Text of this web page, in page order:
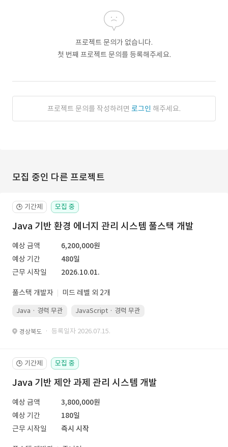
프로젝트 문의가 없습니다.
첫 번째 프로젝트 문의를 등록해주세요.
프로젝트 문의를 작성하려면 로그인 해주세요.
모집 중인 다른 프로젝트
🕒 기간제 모집 중
Java 기반 환경 에너지 관리 시스템 풀스택 개발
예상 금액
6,200,000원
예상 기간
480일
근무 시작일
2026.10.01.
풀스택 개발자 미드 레벨 외 2개
Java · 경력 무관 JavaScript · 경력 무관
경상북도 · 등록일자 2026.07.15.
🕒 기간제 모집 중
Java 기반 제안 과제 관리 시스템 개발
예상 금액
3,800,000원
예상 기간
180일
근무 시작일
즉시 시작